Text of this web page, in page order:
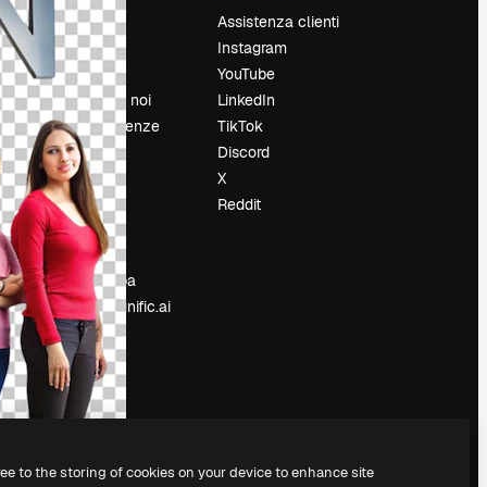
Prezzi
Chi siamo
Recensioni
Lavora con noi
Cerca tendenze
Blog
Eventi
Slidesgo
Vendi i tuoi
contenuti
Sala stampa
Cerchi magnific.ai
Assistenza clienti
Instagram
YouTube
LinkedIn
TikTok
Discord
X
Reddit
to the storing of cookies on your device to enhance site